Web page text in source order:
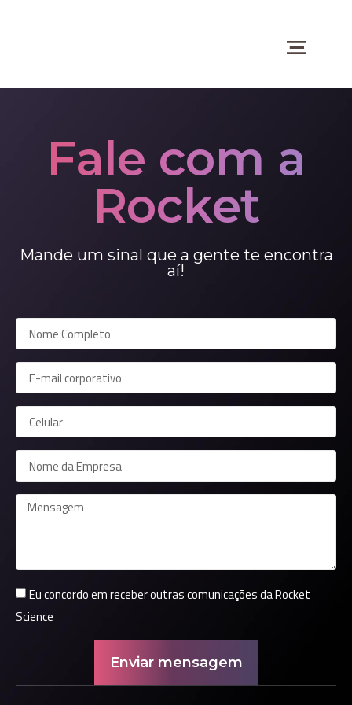
Fale com a
Rocket
Mande um sinal que a gente te encontra
aí!
Eu concordo em receber outras comunicações da Rocket
Science
Enviar mensagem